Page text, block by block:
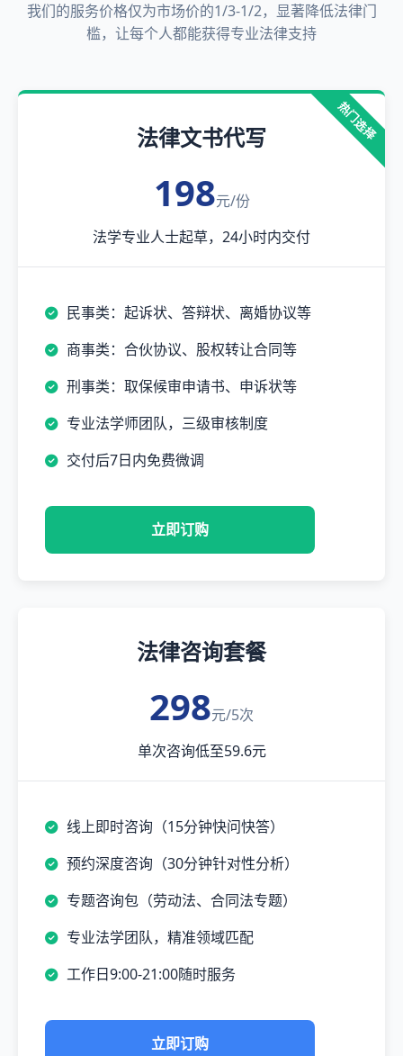
我们的服务价格仅为市场价的1/3-1/2，显著降低法律门
槛，让每个人都能获得专业法律支持
热门选择
法律文书代写
198元/份
法学专业人士起草，24小时内交付
民事类：起诉状、答辩状、离婚协议等
商事类：合伙协议、股权转让合同等
刑事类：取保候审申请书、申诉状等
专业法学师团队，三级审核制度
交付后7日内免费微调
立即订购
法律咨询套餐
298元/5次
单次咨询低至59.6元
线上即时咨询（15分钟快问快答）
预约深度咨询（30分钟针对性分析）
专题咨询包（劳动法、合同法专题）
专业法学团队，精准领域匹配
工作日9:00-21:00随时服务
立即订购